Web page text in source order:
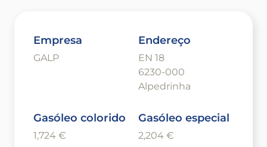
Empresa
GALP
Endereço
EN 18
6230-000
Alpedrinha
Gasóleo colorido
1,724 €
Gasóleo especial
2,204 €